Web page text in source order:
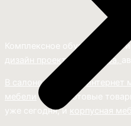
Комплексное обустройство
дизайн проекта интерьера,
В салоне мебели иинтернет
мебели есть и готовые
уже сегодня, и корпусная